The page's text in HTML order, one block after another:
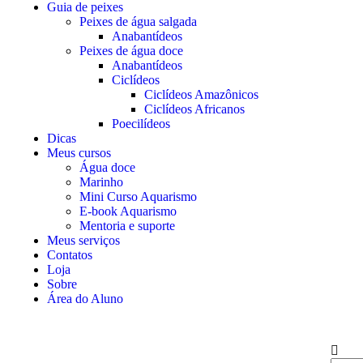
Guia de peixes
Peixes de água salgada
Anabantídeos
Peixes de água doce
Anabantídeos
Ciclídeos
Ciclídeos Amazônicos
Ciclídeos Africanos
Poecilídeos
Dicas
Meus cursos
Água doce
Marinho
Mini Curso Aquarismo
E-book Aquarismo
Mentoria e suporte
Meus serviços
Contatos
Loja
Sobre
Área do Aluno